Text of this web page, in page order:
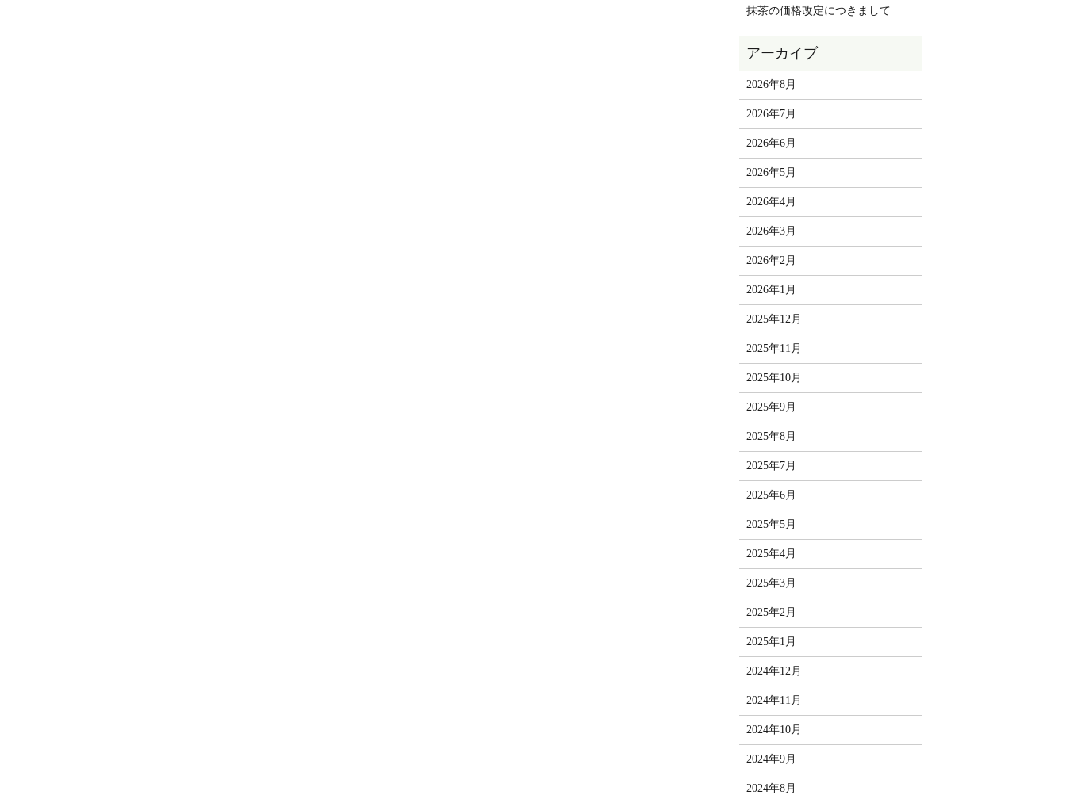
抹茶の価格改定につきまして
2026年8月
2026年7月
2026年6月
2026年5月
2026年4月
2026年3月
2026年2月
2026年1月
2025年12月
2025年11月
2025年10月
2025年9月
2025年8月
2025年7月
2025年6月
2025年5月
2025年4月
2025年3月
2025年2月
2025年1月
2024年12月
2024年11月
2024年10月
2024年9月
2024年8月